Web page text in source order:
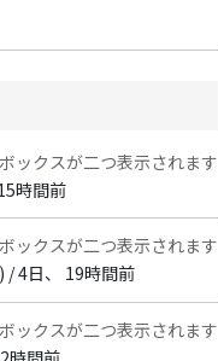
ックスが二つ表示されます
時間前
ックスが二つ表示されます
) /4日、 19時間前
ックスが二つ表示されます